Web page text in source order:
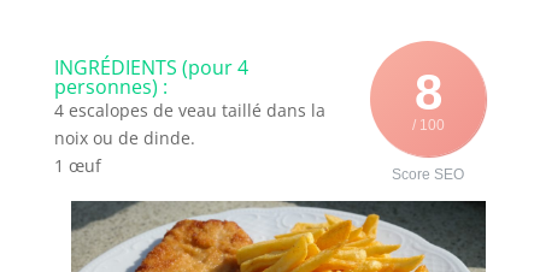
8
/ 100
Score SEO
INGRÉDIENTS (pour 4
personnes) :
4 escalopes de veau taillé dans la
noix ou de dinde.
1 œuf